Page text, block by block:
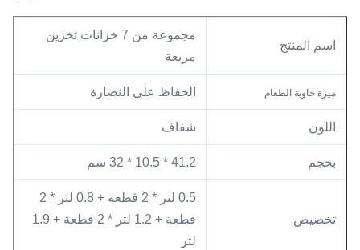
اسم المنتج
مجموعة من 7 خزانات تخزين
مربعة
ميزة حاوية الطعام الحفاظ على النضارة
اللون شفاف
بحجم 41.2 * 10.5 * 32 سم
تخصيص
0.5 لتر * 2 قطعة + 0.8 لتر * 2
قطعة + 1.2 لتر * 2 قطعة + 1.9
لتر